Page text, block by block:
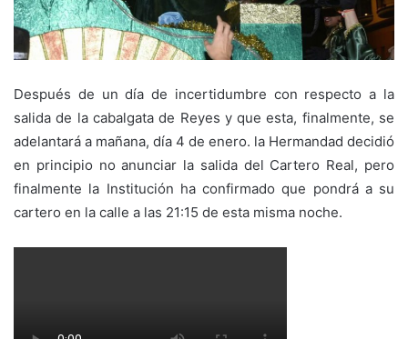
Después de un día de incertidumbre con respecto a la
salida de la cabalgata de Reyes y que esta, finalmente, se
adelantará a mañana, día 4 de enero. la Hermandad decidió
en principio no anunciar la salida del Cartero Real, pero
finalmente la Institución ha confirmado que pondrá a su
cartero en la calle a las 21:15 de esta misma noche.